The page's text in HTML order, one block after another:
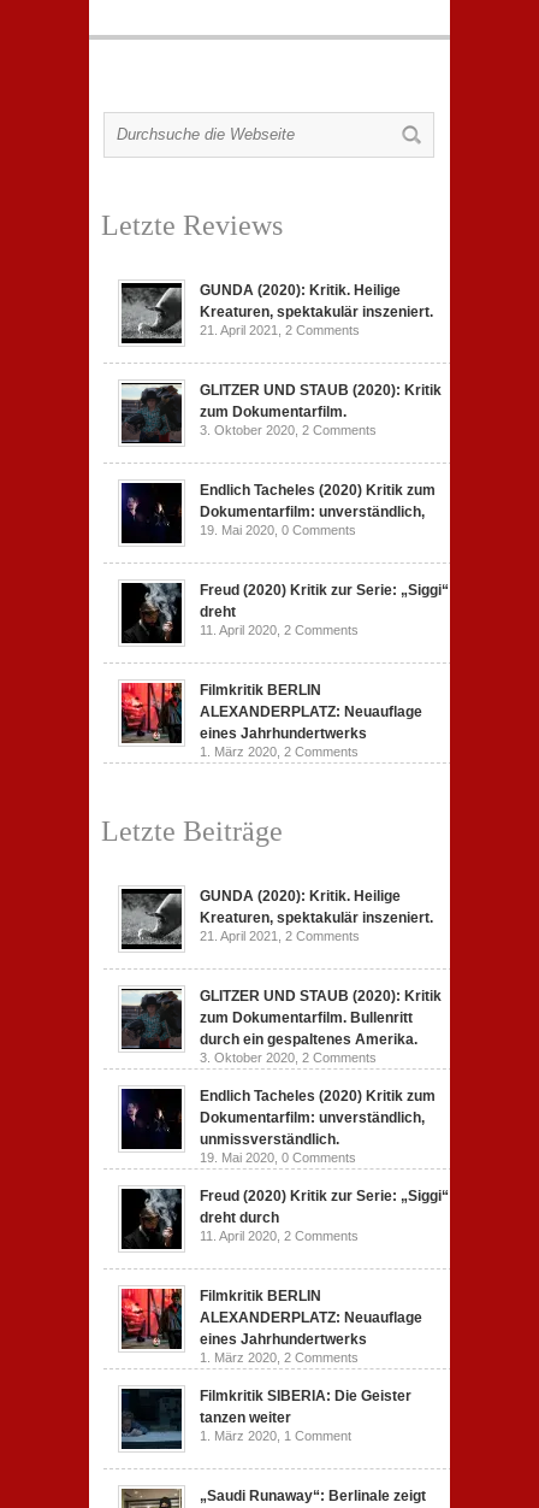
Letzte Reviews
GUNDA (2020): Kritik. Heilige
Kreaturen, spektakulär inszeniert.
21. April 2021, 2 Comments
GLITZER UND STAUB (2020): Kritik
zum Dokumentarfilm.
3. Oktober 2020, 2 Comments
Endlich Tacheles (2020) Kritik zum
Dokumentarfilm: unverständlich,
19. Mai 2020, 0 Comments
Freud (2020) Kritik zur Serie: „Siggi“
dreht
11. April 2020, 2 Comments
Filmkritik BERLIN
ALEXANDERPLATZ: Neuauflage
eines Jahrhundertwerks
1. März 2020, 2 Comments
Letzte Beiträge
GUNDA (2020): Kritik. Heilige
Kreaturen, spektakulär inszeniert.
21. April 2021, 2 Comments
GLITZER UND STAUB (2020): Kritik
zum Dokumentarfilm. Bullenritt
durch ein gespaltenes Amerika.
3. Oktober 2020, 2 Comments
Endlich Tacheles (2020) Kritik zum
Dokumentarfilm: unverständlich,
unmissverständlich.
19. Mai 2020, 0 Comments
Freud (2020) Kritik zur Serie: „Siggi“
dreht durch
11. April 2020, 2 Comments
Filmkritik BERLIN
ALEXANDERPLATZ: Neuauflage
eines Jahrhundertwerks
1. März 2020, 2 Comments
Filmkritik SIBERIA: Die Geister
tanzen weiter
1. März 2020, 1 Comment
„Saudi Runaway“: Berlinale zeigt